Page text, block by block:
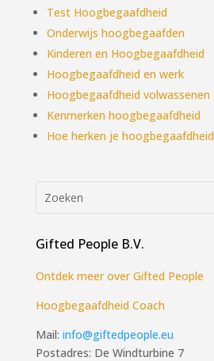
Test Hoogbegaafdheid
Onderwijs hoogbegaafden
Kinderen en Hoogbegaafdheid
Hoogbegaafdheid en werk
Hoogbegaafdheid volwassenen
Kenmerken hoogbegaafdheid
Hoe herken je hoogbegaafdheid
Gifted People B.V.
Ontdek meer over Gifted People
Hoogbegaafdheid Coach
Mail: info@giftedpeople.eu
Postadres: De Windturbine 7